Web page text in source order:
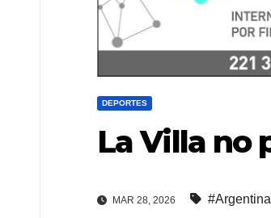
DEPORTES
La Villa no
MAR 28, 2026 #Argentina